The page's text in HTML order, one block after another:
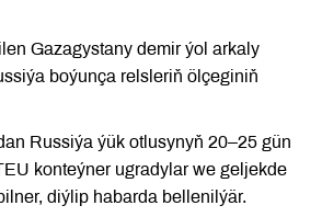
Gazagystany demir ýol arkaly
boýunça relsleriň ölçeginiň
Russiýa ýük otlusynyň 20–25 gün
konteýner ugradylar we geljekde
diýlip habarda bellenilýär.